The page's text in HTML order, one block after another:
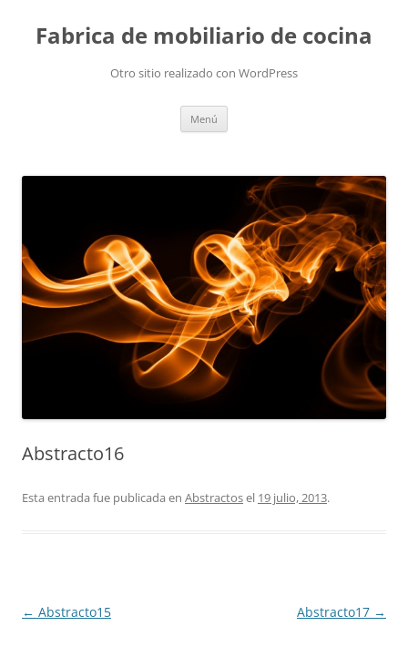
Fabrica de mobiliario de cocina
Otro sitio realizado con WordPress
Menú
Abstracto16
Esta entrada fue publicada en Abstractosel 19 julio, 2013.
Navegación
← Abstracto15 Abstracto17 →